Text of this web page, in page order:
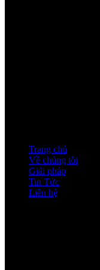
Trang chủ
Về chúng tôi
Giải pháp
Tin Tức
Liên hệ